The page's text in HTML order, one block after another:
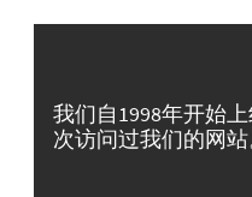
我们自1998年开始
次访问过我们的网站